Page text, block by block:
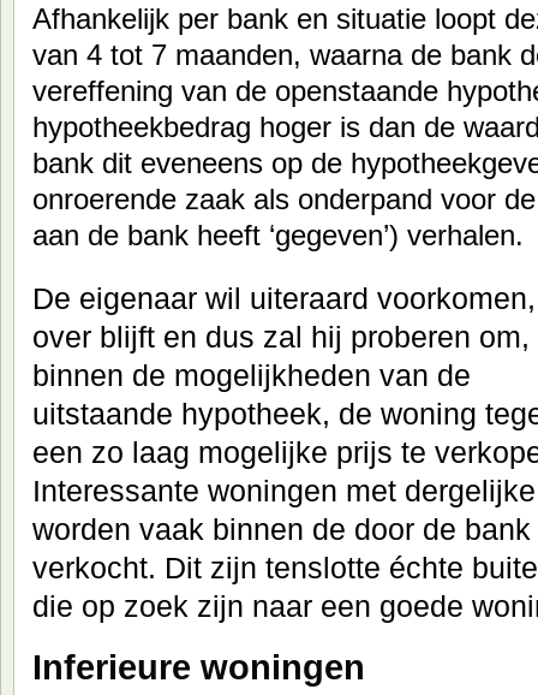
Afhankelijk per bank en situatie loopt
van 4 tot 7 maanden, waarna de bank
vereffening van de openstaande
hypotheekbedrag hoger is dan de
bank dit eveneens op de
onroerende zaak als onderpand voor
aan de bank heeft ‘gegeven’) verhalen.
De eigenaar wil uiteraard
over blijft en dus zal hij proberen om,
binnen de mogelijkheden van de
uitstaande hypotheek, de woning
een zo laag mogelijke prijs te
Interessante woningen met
worden vaak binnen de door de
verkocht. Dit zijn tenslotte échte
die op zoek zijn naar een goede
Inferieure woningen